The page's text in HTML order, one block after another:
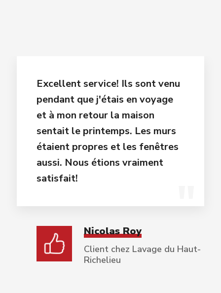
Excellent service! Ils sont venu
pendant que j'étais en voyage
et à mon retour la maison
sentait le printemps. Les murs
étaient propres et les fenêtres
aussi. Nous étions vraiment
satisfait!
Nicolas Roy
Client chez Lavage du Haut-
Richelieu